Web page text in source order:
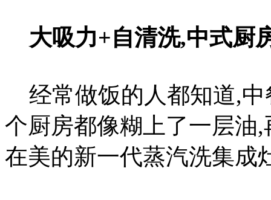
大吸力+自清洗,中式厨
经常做饭的人都知道,
个厨房都像糊上了一层油
在美的新一代蒸汽洗集成